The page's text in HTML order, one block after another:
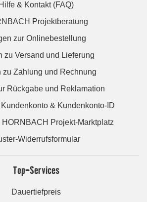
Hilfe & Kontakt (FAQ)
Projektberatung
zur Onlinebestellung
zu Versand und Lieferung
zu Zahlung und Rechnung
Rückgabe und Reklamation
& Kundenkonto-ID
HORNBACH Projekt-Marktplatz
Widerrufsformular
Top-Services
Dauertiefpreis